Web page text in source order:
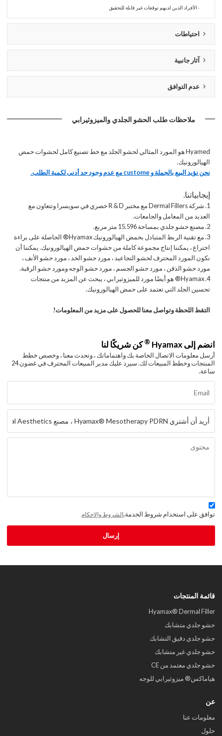
· الأفراد الذين لديهم توقعات غير قابلة للتحقيق
احتياطات
آثار جانبية
عدم التوافق
ملاحظات طلب الحشو الجلدي والميزوثيرابي
Hyamed هو المورد المثالي لحشو الجلد مع خط تصنيع كامل لحشوات حمض
الهيالورونيك.
نحن نؤيد البيع بالجملة و custome مع عدم وجود حد أدنى لكمية الطلب.
إيجابياتنا.
1. شركة Dermal Fillers مع مختبر R & D حصري في سويسرا وتتعاون مع
العديد من المعامل والجامعات.
2. مصنع حشو جلدي بمساحة 15.596 متر مربع.
3. مع تقنية الربط المتبادل بحمض الهيالورونيك Hyamax® الحاصلة على براءة
اختراع ، يمكننا إنتاج مجموعة كاملة من حشوات حمض الهيالورونيك. يمكننا أن
نكون المورد المحترف لحشو التجاعيد ، مورد حشو الخد ، مورد حشو الأنف ،
مورد حشو الذقن ، مورد حشو الجسم ، مورد حشو الوجه ومورد حشو الرقبة.
4. Hyamax® هو أيضًا مورد للميزوثيرابي ، يبحث عن المزيد من منتجات
تحسين الجلد التي تعتمد على حمض الهيالورونيك.
التقط اللحظة وتواصل معنا للحصول على مزيد من المعلومات!
انضم إلى Hyamax ®كن شريكًا لنا
أرسل معلومات الاتصال الخاصة بك واهتماماتك ، وتحدث معنا ، وخصص خطط
المنتجات وخطط المبيعات لك. سيرد عليك مدير المبيعات المحترف في غضون 24
ساعة.
توافق على استخدام شروط الخدمة,الشروط والاحكام
إرسال
قائمة المنتجات
Hyamax® Dermal Filler
حشو جلدي متشابك
حشو جلدي دقيق التشابك
حشو جلدي غير متشابك
حشو جلدي معتمد من CE
هياماكس® ميزوثيرابي للوجه
عن
معلومات عنا
حلول